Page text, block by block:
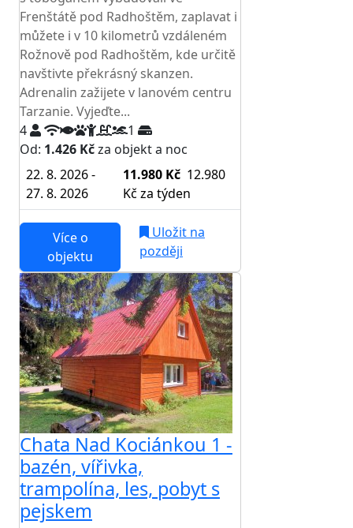
Frenštátě pod Radhoštěm, zaplavat i
můžete i v 10 kilometrů vzdáleném
Rožnově pod Radhoštěm, kde určitě
navštivte překrásný skanzen.
Adrenalin zažijete v lanovém centru
Tarzanie. Vyjeďte...
4
1
Od: 1.426 Kčza objekt a noc
22. 8. 2026 -
27. 8. 2026
11.980 Kč 12.980
Kč za týden
Více o
objektu
Uložit na
později
Chata Nad Kociánkou 1 -
bazén, vířivka,
trampolína, les, pobyt s
pejskem